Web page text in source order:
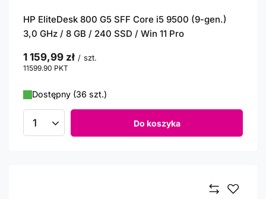
HP EliteDesk 800 G5 SFF Core i5 9500 (9-gen.)
3,0 GHz / 8 GB / 240 SSD / Win 11 Pro
1 159,99 zł / szt.
11599.90 PKT
Dostępny (36 szt.)
Ilość produktów Do koszyka